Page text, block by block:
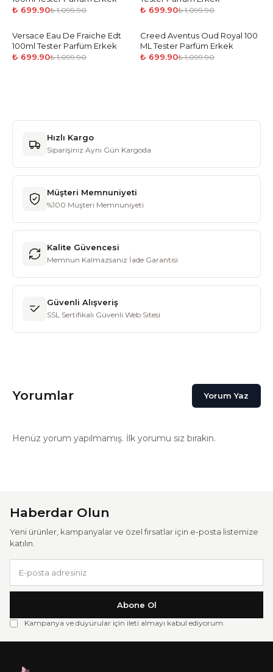
₺ 699.90₺ 1,099.90
₺ 699.90₺ 1,099.90
-36%
Versace Eau De Fraiche Edt
100ml Tester Parfüm Erkek
₺ 699.90₺ 1,099.90
-36%
Creed Aventus Oud Royal 100
ML Tester Parfüm Erkek
₺ 699.90₺ 1,099.90
Hızlı Kargo
Siparişiniz Aynı Gün Kargoda
Müşteri Memnuniyeti
%100 Müşteri Memnuniyeti
Kalite Güvencesi
Memnun Kalmazsanız İade Garantisi
Güvenli Alışveriş
SSL Sertifikalı Güvenli Web Sitesi
Yorumlar Yorum Yaz
Henüz yorum yapılmamış. İlk yorumu siz bırakın.
Haberdar Olun
Yeni ürünler, kampanyalar ve özel fırsatlar için e-posta listemize
katılın.
Abone Ol
Kampanya ve duyurular için ileti almayı kabul ediyorum.